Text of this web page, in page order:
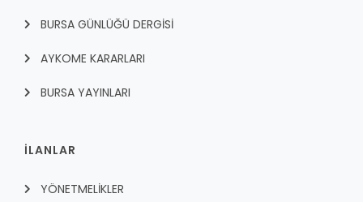
BURSA GÜNLÜĞÜ DERGİSİ
AYKOME KARARLARI
BURSA YAYINLARI
İLANLAR
YÖNETMELİKLER